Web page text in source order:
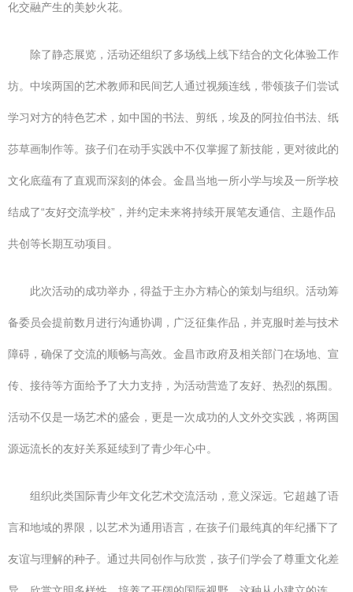
化交融产生的美妙火花。
除了静态展览，活动还组织了多场线上线下结合的文化体验工作
坊。中埃两国的艺术教师和民间艺人通过视频连线，带领孩子们尝试
学习对方的特色艺术，如中国的书法、剪纸，埃及的阿拉伯书法、纸
莎草画制作等。孩子们在动手实践中不仅掌握了新技能，更对彼此的
文化底蕴有了直观而深刻的体会。金昌当地一所小学与埃及一所学校
结成了“友好交流学校”，并约定未来将持续开展笔友通信、主题作品
共创等长期互动项目。
此次活动的成功举办，得益于主办方精心的策划与组织。活动筹
备委员会提前数月进行沟通协调，广泛征集作品，并克服时差与技术
障碍，确保了交流的顺畅与高效。金昌市政府及相关部门在场地、宣
传、接待等方面给予了大力支持，为活动营造了友好、热烈的氛围。
活动不仅是一场艺术的盛会，更是一次成功的人文外交实践，将两国
源远流长的友好关系延续到了青少年心中。
组织此类国际青少年文化艺术交流活动，意义深远。它超越了语
言和地域的界限，以艺术为通用语言，在孩子们最纯真的年纪播下了
友谊与理解的种子。通过共同创作与欣赏，孩子们学会了尊重文化差